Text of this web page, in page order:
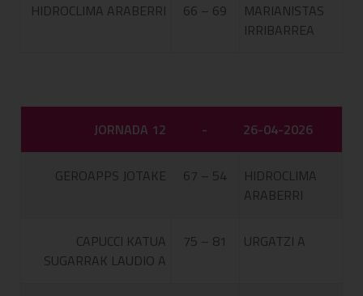
HIDROCLIMA ARABERRI 66 – 69
MARIANISTAS
IRRIBARREA
JORNADA 12 - 26-04-2026
GEROAPPS JOTAKE 67 – 54
HIDROCLIMA
ARABERRI
CAPUCCI KATUA
SUGARRAK LAUDIO A
75 – 81 URGATZI A